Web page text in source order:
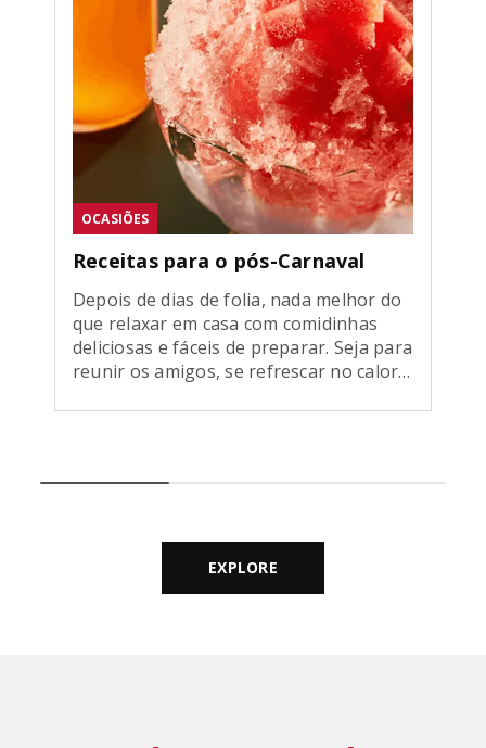
OCASIÕES
Receitas para o pós-Carnaval
Depois de dias de folia, nada melhor do
que relaxar em casa com comidinhas
deliciosas e fáceis de preparar. Seja para
reunir os amigos, se refrescar no calor
recuperar, selecionamos receitas
Pizza de forno Nada como […]
EXPLORE